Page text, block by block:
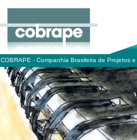
COBRAPE - Companhia Brasileira de Projetos